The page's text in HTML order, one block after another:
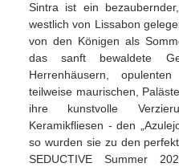
Sintra ist ein
westlich von Lissabon
von den Königen als
das sanft bewaldete
Herrenhäusern,
teilweise maurischen,
ihre kunstvolle
Keramikfliesen - den
so wurden sie zu den
SEDUCTIVE Summer